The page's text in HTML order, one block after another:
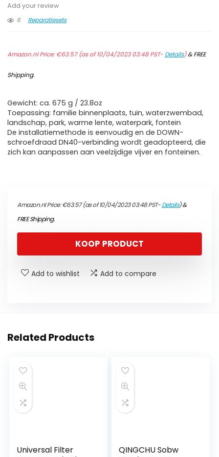
Add your review
6
Reparatiesets
Amazon.nl Price:€63.57(as of 10/04/2023 03:48 PST- Details)&FREE
Shipping.
Gewicht: ca. 675 g / 23.8oz
Toepassing: familie binnenplaats, tuin, waterzwembad,
landschap, park, warme lente, waterpark, fontein
De installatiemethode is eenvoudig en de DOWN-
schroefdraad DN40-verbinding wordt geadopteerd, die
zich kan aanpassen aan veelzijdige vijver en fonteinen.
Amazon.nl Price:€63.57(as of 10/04/2023 03:48 PST-Details)&
FREE Shipping.
KOOP PRODUCT
Add to wishlist Add to compare
Related Products
Universal Filter
QINGCHU Sobw